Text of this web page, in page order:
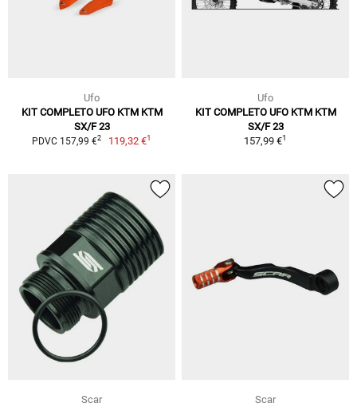
Ufo
KIT COMPLETO UFO KTM KTM
SX/F 23
PDVC 157,99 €2 119,32 €1
Ufo
KIT COMPLETO UFO KTM KTM
SX/F 23
157,99 €1
Scar
Scar